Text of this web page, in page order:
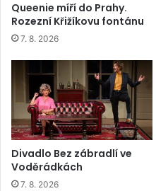
Queenie míří do Prahy.
Rozezní Křižíkovu fontánu
7. 8. 2026
Divadlo Bez zábradlí ve
Voděrádkách
7. 8. 2026